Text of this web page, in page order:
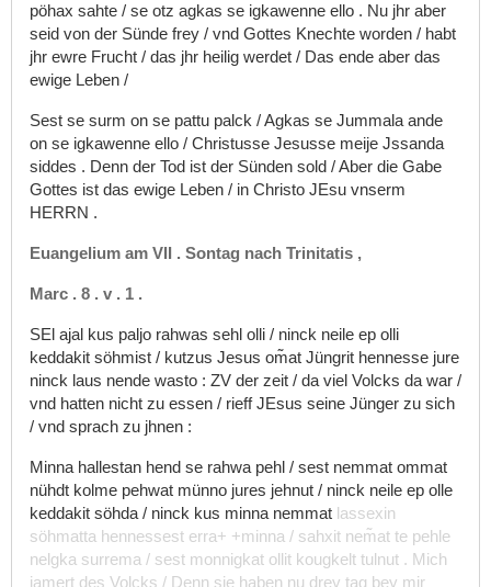
pöhax sahte / se otz agkas se igkawenne ello . Nu jhr aber
seid von der Sünde frey / vnd Gottes Knechte worden / habt
jhr ewre Frucht / das jhr heilig werdet / Das ende aber das
ewige Leben /
Sest se surm on se pattu palck /Agkas se Jummala ande
on se igkawenne ello / Christusse Jesusse meije Jssanda
siddes . Denn der Tod ist der Sünden sold /Aber die Gabe
Gottes ist das ewige Leben / in Christo JEsu vnserm
HERRN .
Euangelium am VII . Sontag nach Trinitatis ,
Marc . 8 . v . 1 .
SEl ajal kus paljo rahwas sehl olli / ninck neile ep olli
keddakit söhmist / kutzus Jesus om͂at Jüngrit hennesse jure
ninck laus nende wasto : ZV der zeit / da viel Volcks da war /
vnd hatten nicht zu essen / rieffJEsus seine Jünger zu sich
/ vnd sprach zu jhnen :
Minna hallestan hend se rahwa pehl / sest nemmat ommat
nühdt kolme pehwat münno jures jehnut / ninck neile ep olle
keddakit söhda / ninck kus minna nemmat lassexin
söhmatta hennessest erra+ +minna / sahxit nem͂at te pehle
nelgka surrema / sest monnigkat ollit kougkelt tulnut . Mich
jamert des Volcks / Denn sie haben nu drey tag bey mir